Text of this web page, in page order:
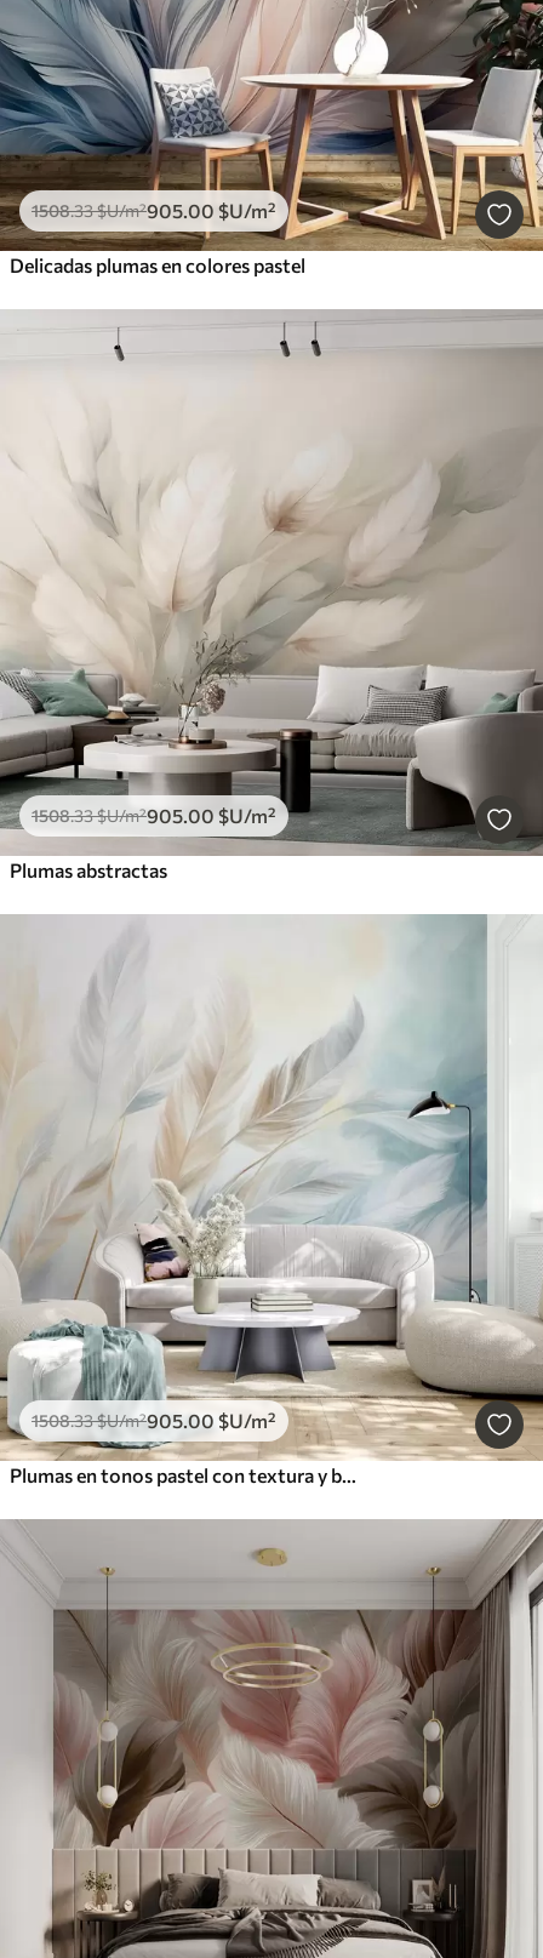
1508.33$U/m²905.00 $U/m²
Delicadas plumas en colores pastel
1508.33$U/m²905.00 $U/m²
Plumas abstractas
1508.33$U/m²905.00 $U/m²
Plumas en tonos pastel con textura y bordes suaves y difuminados, sobre un fondo de estilo acuarela